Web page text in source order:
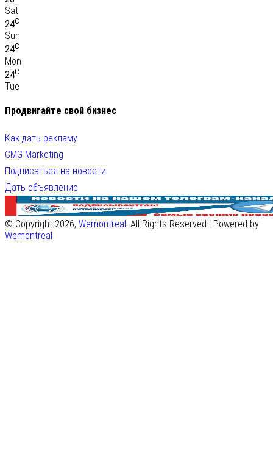
Sat
24C
Sun
24C
Mon
24C
Tue
Продвигайте свой бизнес
Как дать рекламу
CMG Marketing
Подписаться на новости
Дать объявление
© Copyright 2026, Wemontreal . All Rights Reserved | Powered by
Wemontreal